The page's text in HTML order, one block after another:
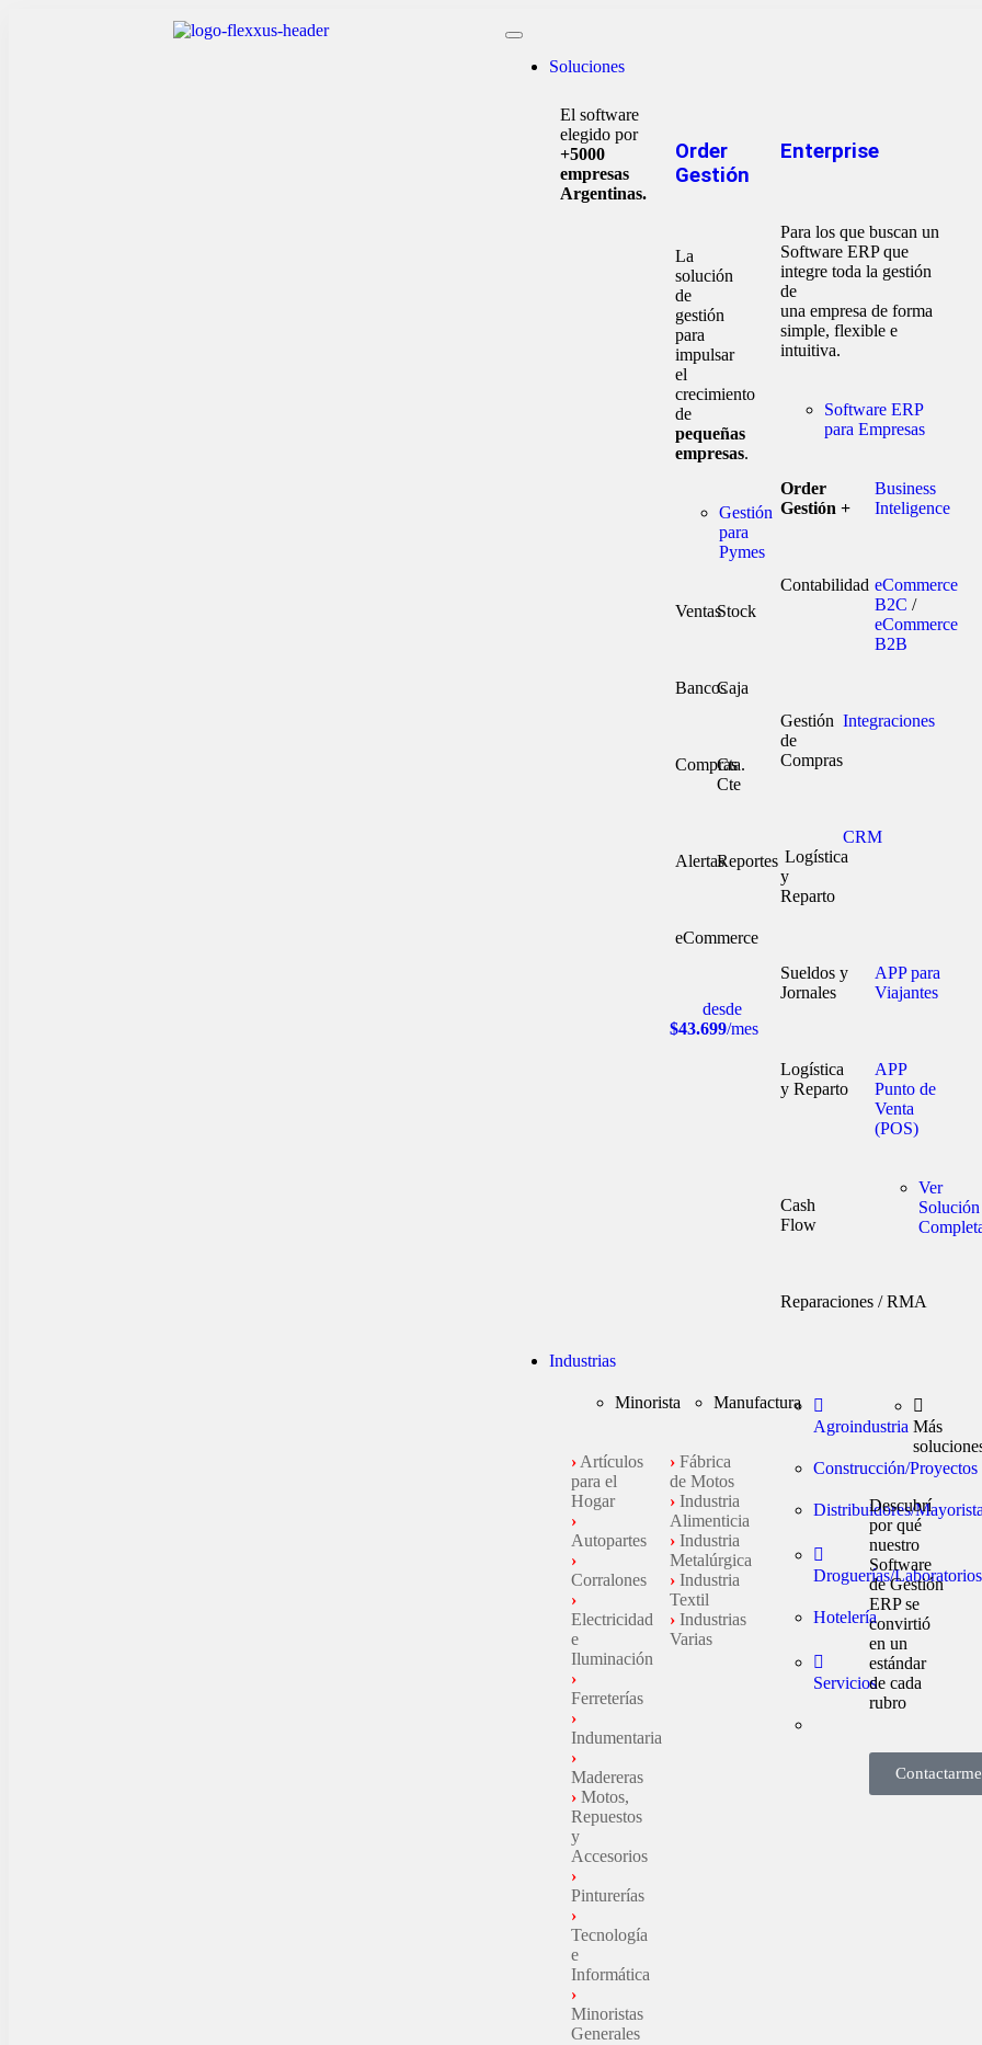
Soluciones
El software
elegido por
+5000
empresas
Argentinas.
Order
Gestión
La
solución
de
gestión
para
impulsar
el
crecimiento
de
pequeñas
empresas.
Gestión
para
Pymes
VentasStock
BancosCaja
Compras
Cta.
Cte
AlertasReportes
eCommerce
desde
$43.699/mes
Enterprise
Para los que buscan un
Software ERP que
integre toda la gestión
de
una empresa de forma
simple, flexible e
intuitiva.
Software ERP
para Empresas
Order
Gestión +
Business
Inteligence
Contabilidad eCommerce
B2C /
eCommerce
B2B
Gestión
de
Compras
Integraciones
Logística
y
Reparto
CRM
Sueldos y
Jornales
APP para
Viajantes
Logística
y Reparto
APP
Punto de
Venta
(POS)
Cash
Flow
Ver
Solución
Reparaciones / RMA
Industrias
Minorista
›Artículos
para el
Hogar
›
Autopartes
›
Corralones
›
Electricidad
e
Iluminación
›
Ferreterías
›
Indumentaria
›
Madereras
› Motos,
Repuestos
y
Accesorios
›
Pinturerías
›
Tecnología
e
Informática
›
Minoristas
Generales
Manufactura
› Fábrica
de Motos
› Industria
Alimenticia
› Industria
Metalúrgica
› Industria
Textil
› Industrias
Varias
Agroindustria
Construcción/Proyectos
Distribuidores/
Droguerías/Laboratorios
Hotelería
Servicios
Más
Descubrí
por qué
nuestro
Software
de Gestión
ERP se
convirtió
en un
estándar
de cada
rubro
Contactarme